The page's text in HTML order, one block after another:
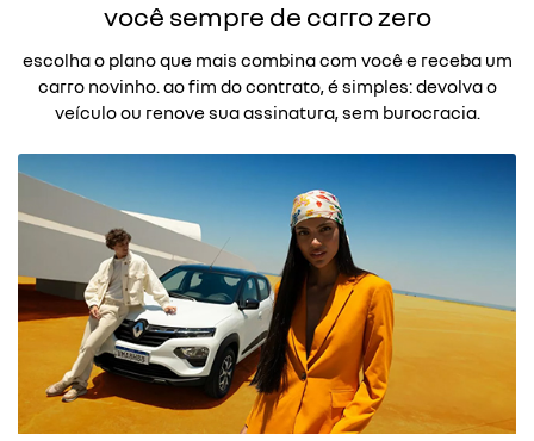
você sempre de carro zero
escolha o plano que mais combina com você e receba um
carro novinho. ao fim do contrato, é simples: devolva o
veículo ou renove sua assinatura, sem burocracia.